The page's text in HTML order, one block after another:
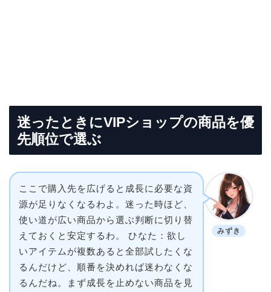
迷ったときにVIPショップの商品を優
先順位で選ぶ
みずき
ここで購入先を広げると成長に必要な資
源が足りなくなるわよ。迷った時ほど、
使い道が広い商品から選ぶ判断に切り替
えておくと安定するわ。 ひなた：欲し
いアイテムが複数あると全部試したくな
るんだけど、順番を決めれば迷わなくな
るんだね。まず成長を止めない商品を見